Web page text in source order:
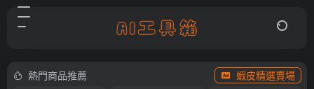
熱門商品推薦 蝦皮精選賣場